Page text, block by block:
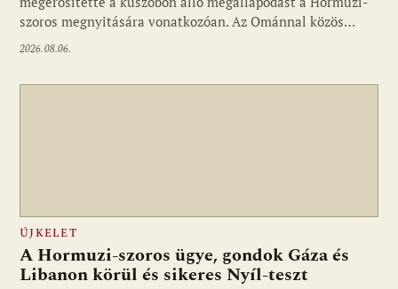
szoros megnyitására vonatkozóan. Az Ománnal közös…
2026.08.06.
ÚJKELET
A Hormuzi-szoros ügye, gondok Gáza és
Libanon körül és sikeres Nyíl-teszt